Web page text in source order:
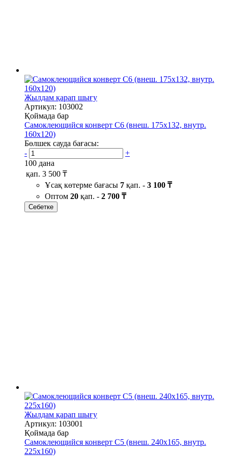
Жылдам қарап шығу
Артикул: 103002
Қоймада бар
Самоклеющийся конверт С6 (внеш. 175х132, внутр.
160х120)
Бөлшек сауда бағасы:
-
+
100 дана
қап. 3 500 ₸
Ұсақ көтерме бағасы 7 қап. - 3 100 ₸
Оптом 20 қап. - 2 700 ₸
Себетке
Жылдам қарап шығу
Артикул: 103001
Қоймада бар
Самоклеющийся конверт С5 (внеш. 240х165, внутр.
225х160)